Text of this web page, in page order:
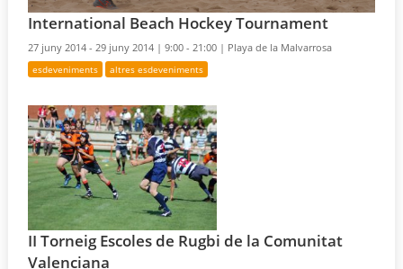
International Beach Hockey Tournament
27 juny 2014 - 29 juny 2014 |9:00 - 21:00 | Playa de la Malvarrosa
esdeveniments altres esdeveniments
II Torneig Escoles de Rugbi de la Comunitat
Valenciana